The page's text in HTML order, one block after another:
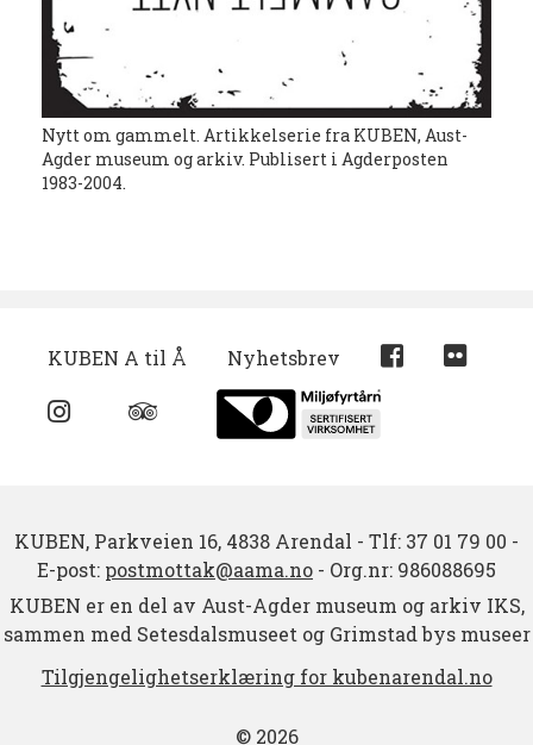
Nytt om gammelt. Artikkelserie fra KUBEN, Aust-
Agder museum og arkiv. Publisert i Agderposten
1983-2004.
KUBEN A til Å Nyhetsbrev
KUBEN, Parkveien 16, 4838 Arendal - Tlf: 37 01 79 00 -
E-post: postmottak@aama.no - Org.nr: 986088695
KUBEN er en del av Aust-Agder museum og arkiv IKS,
sammen med Setesdalsmuseet og Grimstad bys museer
Tilgjengelighetserklæring for kubenarendal.no
© 2026